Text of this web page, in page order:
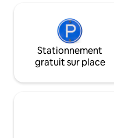
Stationnement
gratuit sur place